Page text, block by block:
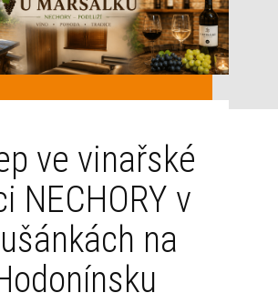
ve vinařské
NECHORY v
na